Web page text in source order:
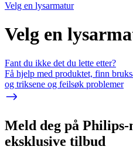
Velg en lysarmatur
Velg en
Fant du ikke det du lette etter?
Få hjelp med produktet, finn
og triksene og feilsøk problemer
Meld deg på
eksklusive tilbud